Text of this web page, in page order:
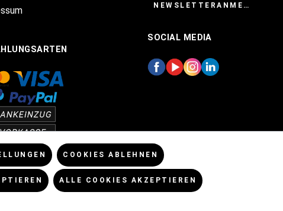
NEWSLETTERANMELDUNG
SOCIAL MEDIA
wenn nicht anders angegeben.
COOKIES ABLEHNEN
ALLE COOKIES AKZEPTIEREN